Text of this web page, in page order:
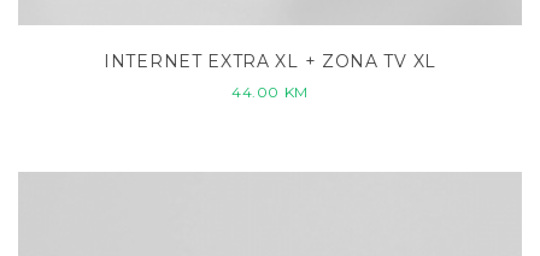
INTERNET EXTRA XL + ZONA TV XL
44.00 KM